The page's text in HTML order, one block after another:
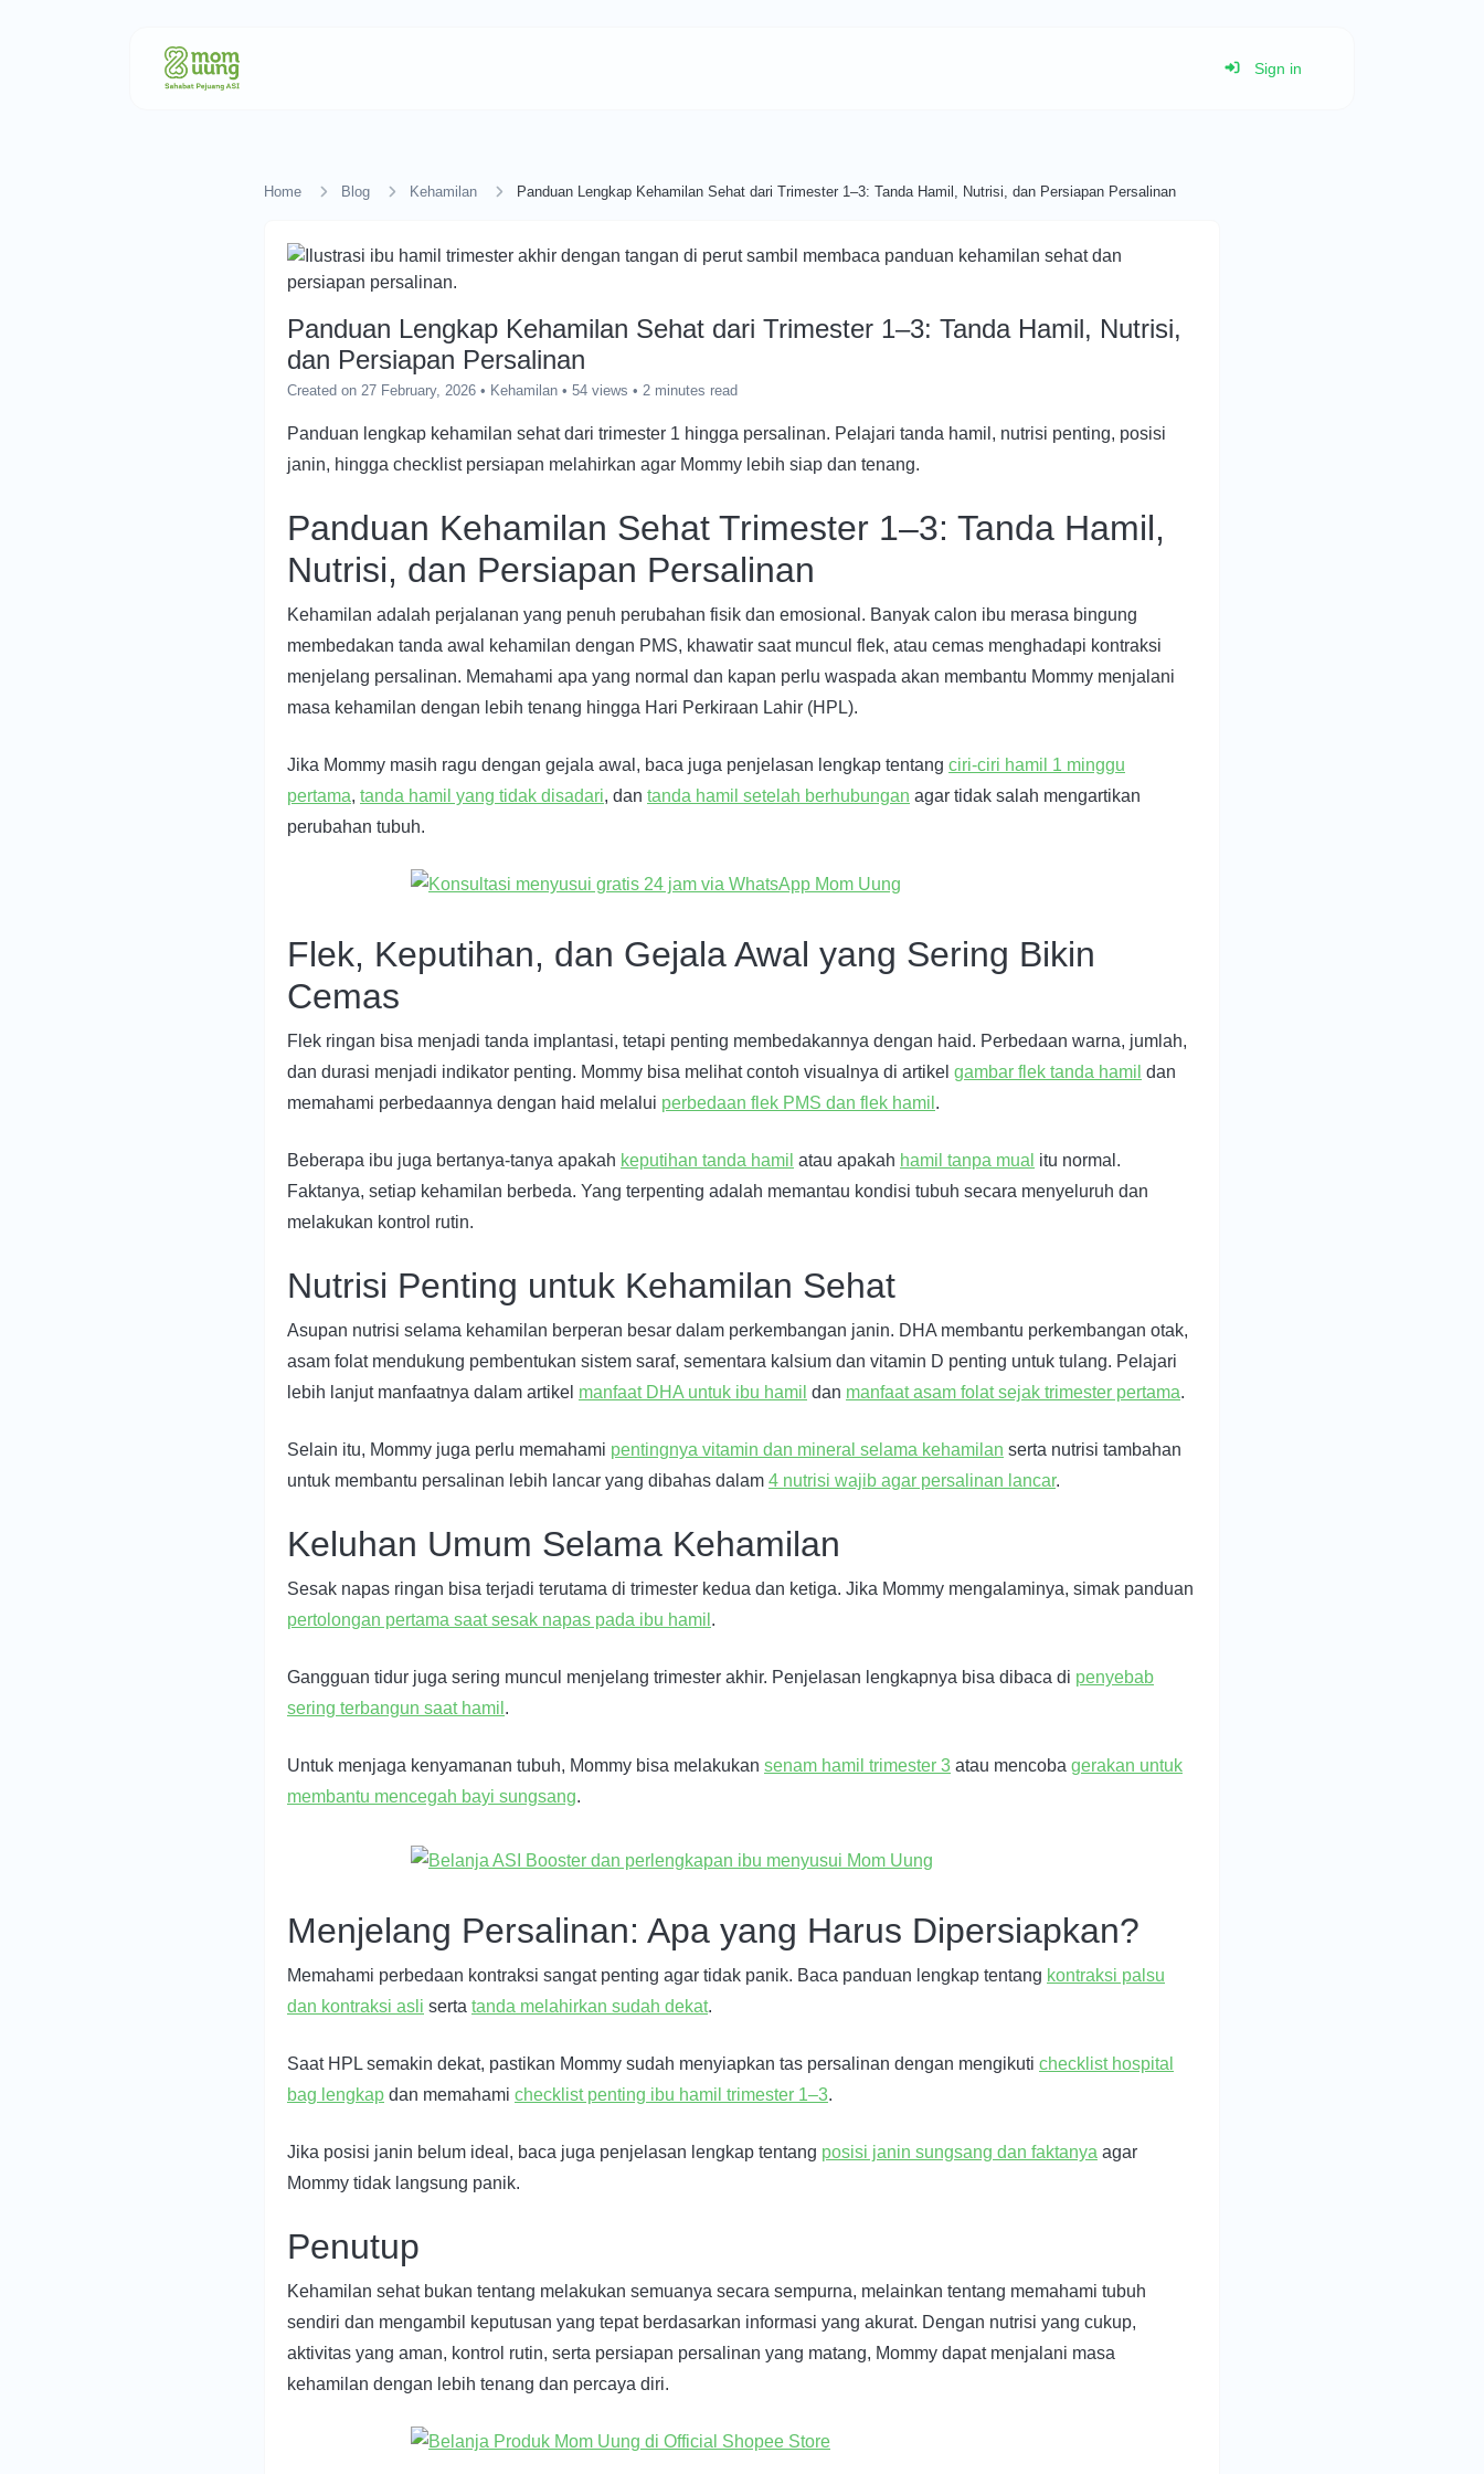
Sign in
Home Blog Kehamilan Panduan Lengkap Kehamilan Sehat dari Trimester 1–3: Tanda Hamil, Nutrisi, dan Persiapan Persalinan
Panduan Lengkap Kehamilan Sehat dari Trimester 1–3: Tanda Hamil, Nutrisi,
dan Persiapan Persalinan
Created on 27 February, 2026 • Kehamilan • 54 views • 2 minutes read
Panduan lengkap kehamilan sehat dari trimester 1 hingga persalinan. Pelajari tanda hamil, nutrisi penting, posisi
janin, hingga checklist persiapan melahirkan agar Mommy lebih siap dan tenang.
Panduan Kehamilan Sehat Trimester 1–3: Tanda Hamil,
Nutrisi, dan Persiapan Persalinan
Kehamilan adalah perjalanan yang penuh perubahan fisik dan emosional. Banyak calon ibu merasa bingung
membedakan tanda awal kehamilan dengan PMS, khawatir saat muncul flek, atau cemas menghadapi kontraksi
menjelang persalinan. Memahami apa yang normal dan kapan perlu waspada akan membantu Mommy menjalani
masa kehamilan dengan lebih tenang hingga Hari Perkiraan Lahir (HPL).
Jika Mommy masih ragu dengan gejala awal, baca juga penjelasan lengkap tentang ciri-ciri hamil 1 minggu
pertama, tanda hamil yang tidak disadari, dan tanda hamil setelah berhubungan agar tidak salah mengartikan
perubahan tubuh.
Flek, Keputihan, dan Gejala Awal yang Sering Bikin
Cemas
Flek ringan bisa menjadi tanda implantasi, tetapi penting membedakannya dengan haid. Perbedaan warna, jumlah,
dan durasi menjadi indikator penting. Mommy bisa melihat contoh visualnya di artikel gambar flek tanda hamil dan
memahami perbedaannya dengan haid melalui perbedaan flek PMS dan flek hamil .
Beberapa ibu juga bertanya-tanya apakah keputihan tanda hamil atau apakah hamil tanpa mual itu normal.
Faktanya, setiap kehamilan berbeda. Yang terpenting adalah memantau kondisi tubuh secara menyeluruh dan
melakukan kontrol rutin.
Nutrisi Penting untuk Kehamilan Sehat
Asupan nutrisi selama kehamilan berperan besar dalam perkembangan janin. DHA membantu perkembangan otak,
asam folat mendukung pembentukan sistem saraf, sementara kalsium dan vitamin D penting untuk tulang. Pelajari
lebih lanjut manfaatnya dalam artikel manfaat DHA untuk ibu hamil dan manfaat asam folat sejak trimester pertama.
Selain itu, Mommy juga perlu memahami pentingnya vitamin dan mineral selama kehamilan serta nutrisi tambahan
untuk membantu persalinan lebih lancar yang dibahas dalam 4 nutrisi wajib agar persalinan lancar.
Keluhan Umum Selama Kehamilan
Sesak napas ringan bisa terjadi terutama di trimester kedua dan ketiga. Jika Mommy mengalaminya, simak panduan
pertolongan pertama saat sesak napas pada ibu hamil .
Gangguan tidur juga sering muncul menjelang trimester akhir. Penjelasan lengkapnya bisa dibaca di penyebab
sering terbangun saat hamil .
Untuk menjaga kenyamanan tubuh, Mommy bisa melakukan senam hamil trimester 3 atau mencoba gerakan untuk
membantu mencegah bayi sungsang.
Menjelang Persalinan: Apa yang Harus Dipersiapkan?
Memahami perbedaan kontraksi sangat penting agar tidak panik. Baca panduan lengkap tentang kontraksi palsu
dan kontraksi asli serta tanda melahirkan sudah dekat.
Saat HPL semakin dekat, pastikan Mommy sudah menyiapkan tas persalinan dengan mengikuti checklist hospital
bag lengkap dan memahami checklist penting ibu hamil trimester 1–3.
Jika posisi janin belum ideal, baca juga penjelasan lengkap tentang posisi janin sungsang dan faktanya agar
Mommy tidak langsung panik.
Penutup
Kehamilan sehat bukan tentang melakukan semuanya secara sempurna, melainkan tentang memahami tubuh
sendiri dan mengambil keputusan yang tepat berdasarkan informasi yang akurat. Dengan nutrisi yang cukup,
aktivitas yang aman, kontrol rutin, serta persiapan persalinan yang matang, Mommy dapat menjalani masa
kehamilan dengan lebih tenang dan percaya diri.